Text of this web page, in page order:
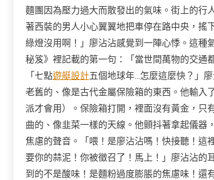
麵團因為壓力過大而散發出的氣味。街上的行
著西裝的男人小心翼翼地把車停在路中央，搖
綠燈沒用啊！」廖沾沾感覺到一陣心悸。這種
秘笈》裡記載的第一句：「當世間萬物的交通
「七點遊艇設計五個地球年…怎麼這麼快？」
老舊的、像是古代金屬保險箱的東西。他輸入
派才會用）。保險箱打開，裡面沒有黃金，只
曲的、像韭菜一樣的天線。他顫抖著拿起儀
焦慮的聲音。「喂！是廖沾沾嗎！快接聽！這
要你的蒜泥！你被徵召了！馬上！」廖沾沾的
到的不是酸味！是麵粉過度膨脹的焦慮味！還